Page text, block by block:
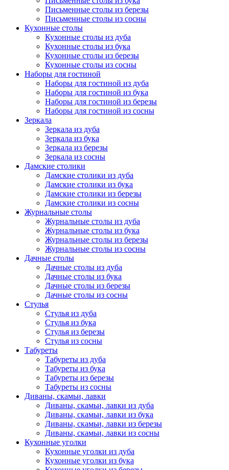
Письменные столы из березы
Письменные столы из сосны
Кухонные столы
Кухонные столы из дуба
Кухонные столы из бука
Кухонные столы из березы
Кухонные столы из сосны
Наборы для гостиной
Наборы для гостиной из дуба
Наборы для гостиной из бука
Наборы для гостиной из березы
Наборы для гостиной из сосны
Зеркала
Зеркала из дуба
Зеркала из бука
Зеркала из березы
Зеркала из сосны
Дамские столики
Дамские столики из дуба
Дамские столики из бука
Дамские столики из березы
Дамские столики из сосны
Журнальные столы
Журнальные столы из дуба
Журнальные столы из бука
Журнальные столы из березы
Журнальные столы из сосны
Дачные столы
Дачные столы из дуба
Дачные столы из бука
Дачные столы из березы
Дачные столы из сосны
Стулья
Стулья из дуба
Стулья из бука
Стулья из березы
Стулья из сосны
Табуреты
Табуреты из дуба
Табуреты из бука
Табуреты из березы
Табуреты из сосны
Диваны, скамьи, лавки
Диваны, скамьи, лавки из дуба
Диваны, скамьи, лавки из бука
Диваны, скамьи, лавки из березы
Диваны, скамьи, лавки из сосны
Кухонные уголки
Кухонные уголки из дуба
Кухонные уголки из бука